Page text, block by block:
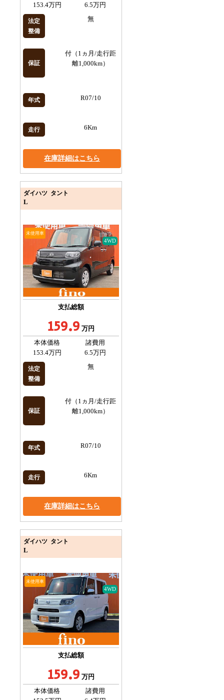
153.4万円
6.5万円
法定
整備
無
保証
付（1ヵ月/走行距
離1,000km）
年式 R07/10
走行 6Km
在庫詳細はこちら
ダイハツ タント
L
未使用車
4WD
支払総額
159.9 万円
本体価格
153.4万円
諸費用
6.5万円
法定
整備
無
保証
付（1ヵ月/走行距
離1,000km）
年式 R07/10
走行 6Km
在庫詳細はこちら
ダイハツ タント
L
未使用車
4WD
支払総額
159.9 万円
本体価格
諸費用